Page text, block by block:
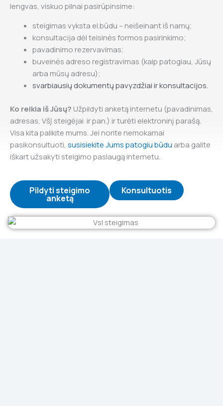
lengvas, viskuo pilnai pasirūpinsime:
steigimas vyksta el.būdu – neišeinant iš namų;
konsultacija dėl teisinės formos pasirinkimo;
pavadinimo rezervavimas;
buveinės adreso registravimas (kaip patogiau, Jūsų
arba mūsų adresu);
svarbiausių dokumentų pavyzdžiai ir konsultacijos.
Ko reikia iš Jūsų? Užpildyti anketą internetu (pavadinimas,
adresas, VšĮ steigėjai ir pan.) ir turėti elektroninį parašą.
Visa kita palikite mums. Jei norite nemokamai
pasikonsultuoti, susisiekite Jums patogiu būdu arba galite
iškart užsakyti steigimo paslaugą internetu.
Pildyti steigimo
anketą
Konsultuotis